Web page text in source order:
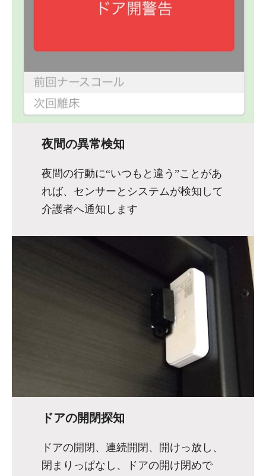
夜間の異常検知
夜間の行動に“いつもと違う”ことがあ
れば、センサーとシステムが検知して
介護者へ通知します
ドアの開閉探知
ドアの開閉、連続開閉、開けっ放し、
閉まりっぱなし、ドアの開け閉めで